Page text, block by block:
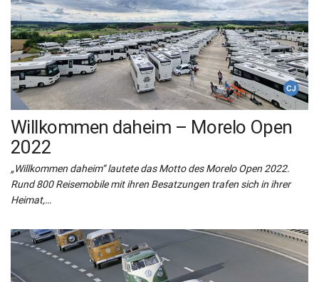
Willkommen daheim – Morelo Open
2022
„Willkommen daheim“ lautete das Motto des Morelo Open 2022.
Rund 800 Reisemobile mit ihren Besatzungen trafen sich in ihrer
Heimat,…